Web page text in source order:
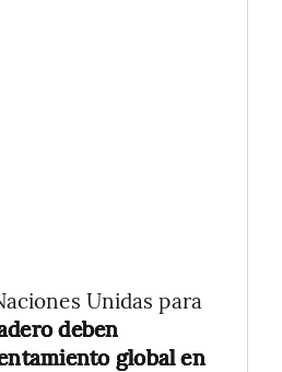
Unidas para
deben
global en